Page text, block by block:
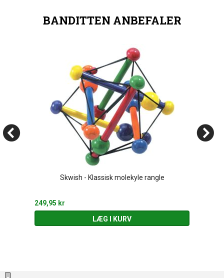
BANDITTEN ANBEFALER
Skwish - Klassisk molekyle rangle
249,95 kr
LÆG I KURV